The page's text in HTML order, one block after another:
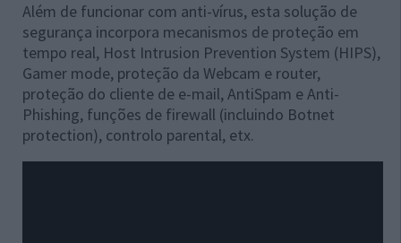
Além de funcionar com anti-vírus, esta solução de
segurança incorpora mecanismos de proteção em
tempo real, Host Intrusion Prevention System (HIPS),
Gamer mode, proteção da Webcam e router,
proteção do cliente de e-mail, AntiSpam e Anti-
Phishing, funções de firewall (incluindo Botnet
protection), controlo parental, etx.